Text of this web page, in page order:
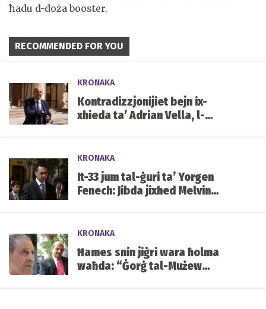
ħadu d-doża booster.
RECOMMENDED FOR YOU
KRONAKA
Kontradizzjonijiet bejn ix-
xhieda ta’ Adrian Vella, l-
KRONAKA
It-33 jum tal-ġuri ta’ Yorgen
Fenech: Jibda jixhed Melvin
KRONAKA
Ħames snin jiġri wara ħolma
waħda: “Ġorġ tal-Mużew